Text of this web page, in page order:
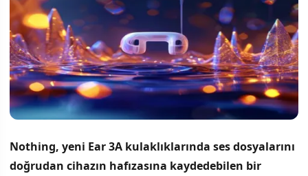
Nothing, yeni Ear 3A kulaklıklarında ses dosyalarını
doğrudan cihazın hafızasına kaydedebilen bir